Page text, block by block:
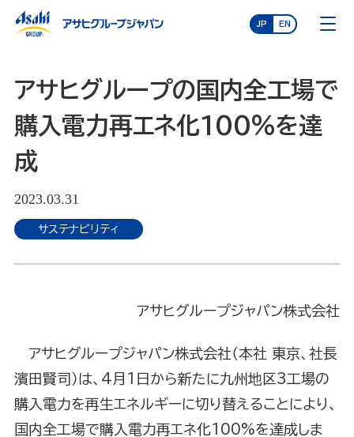
JP EN
アサヒグループの国内全工場で
購入電力再エネ化100％を達
成
2023.03.31
サステナビリティ
アサヒグループジャパン株式会社
アサヒグループジャパン株式会社（本社 東京、社長
濱田賢司）は、4月1日から新たに九州地区3工場の
購入電力を再生エネルギーに切り替えることにより、
国内全工場で購入電力再エネ化100%を達成しま